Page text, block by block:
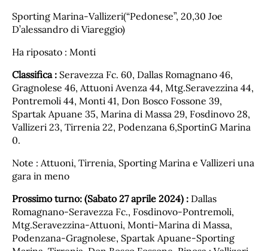
Sporting Marina-Vallizeri(“Pedonese”, 20,30 Joe
D’alessandro di Viareggio)
Ha riposato : Monti
Classifica : Seravezza Fc. 60, Dallas Romagnano 46,
Gragnolese 46, Attuoni Avenza 44, Mtg.Seravezzina 44,
Pontremoli 44, Monti 41, Don Bosco Fossone 39,
Spartak Apuane 35, Marina di Massa 29, Fosdinovo 28,
Vallizeri 23, Tirrenia 22, Podenzana 6,SportinG Marina
0.
Note : Attuoni, Tirrenia, Sporting Marina e Vallizeri una
gara in meno
Prossimo turno: (Sabato 27 aprile 2024) : Dallas
Romagnano-Seravezza Fc., Fosdinovo-Pontremoli,
Mtg.Seravezzina-Attuoni, Monti-Marina di Massa,
Podenzana-Gragnolese, Spartak Apuane-Sporting